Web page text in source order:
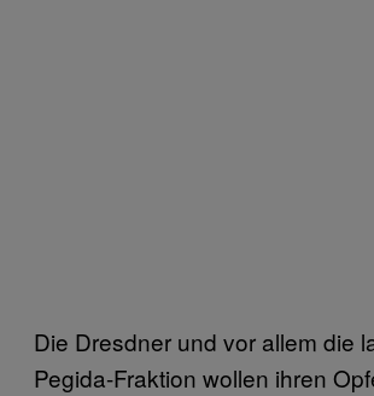
Die Dresdner und vor allem die
Pegida-Fraktion wollen ihren